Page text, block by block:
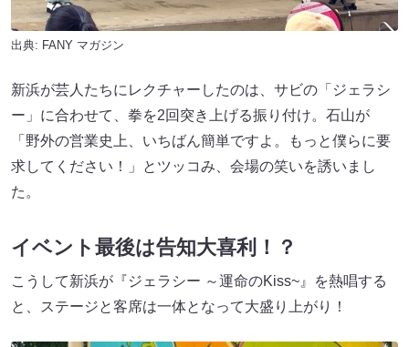
出典: FANY マガジン
新浜が芸人たちにレクチャーしたのは、サビの「ジェラシ
ー」に合わせて、拳を2回突き上げる振り付け。石山が
「野外の営業史上、いちばん簡単ですよ。もっと僕らに要
求してください！」とツッコみ、会場の笑いを誘いまし
た。
イベント最後は告知大喜利！？
こうして新浜が『ジェラシー ～運命のKiss~』を熱唱する
と、ステージと客席は一体となって大盛り上がり！